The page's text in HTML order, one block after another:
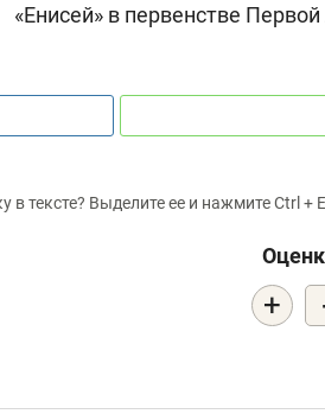
«Енисей» в первенстве
в тексте? Выделите ее и нажмите Ctrl +
+